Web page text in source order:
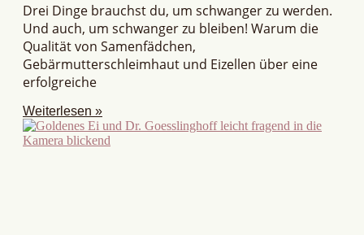
Drei Dinge brauchst du, um schwanger zu werden.
Und auch, um schwanger zu bleiben! Warum die
Qualität von Samenfädchen,
Gebärmutterschleimhaut und Eizellen über eine
erfolgreiche
Weiterlesen »